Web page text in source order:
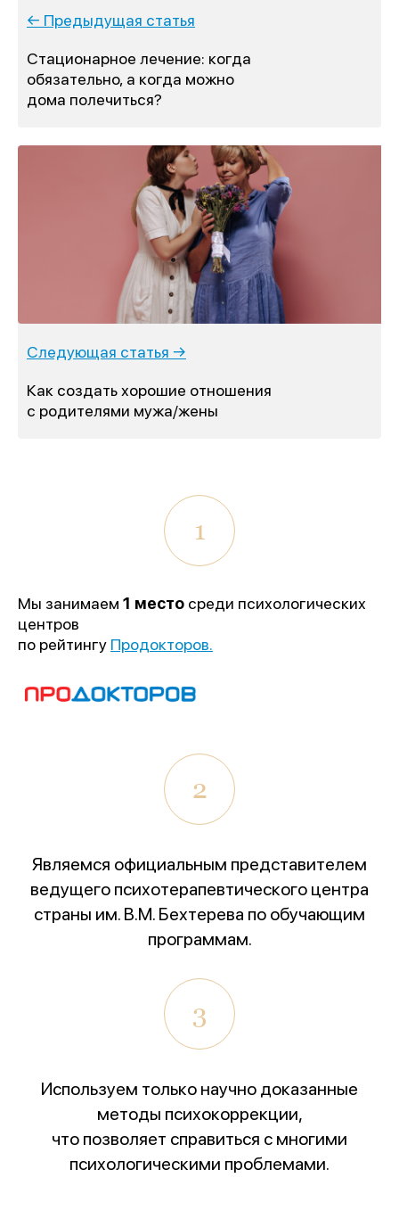
психотерапевтического профиля»
Всероссийский конкурс
лучших региональных
Организаторы:Министерство Здравоохранения и
НМИЦ им. В.М. Бехтерева.
Предыдущая победа:2-е место в той же номинации
Благодарим всех, кто принимал участие в нашем
развитии!
← Предыдущая статья
Стационарное лечение: когда
обязательно, а когда можно
дома полечиться?
Следующая статья →
Как создать хорошие отношения
с родителями мужа/жены
1
Мы занимаем 1 место среди психологических
центров
по рейтингу Продокторов.
2
Являемся официальным представителем
ведущего психотерапевтического центра
страны им. В.М. Бехтерева по обучающим
программам.
3
Используем только научно доказанные
методы психокоррекции,
что позволяет справиться с многими
психологическими проблемами.